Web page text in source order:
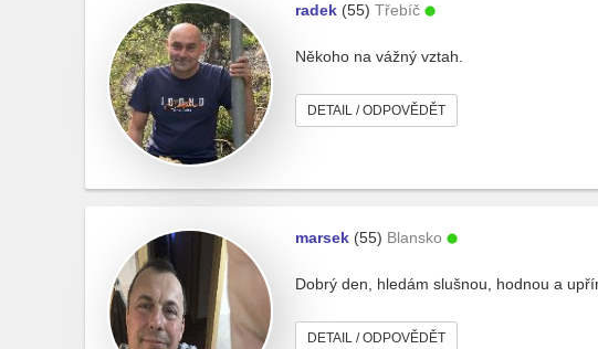
radek (55) Třebíč
Někoho na vážný vztah.
DETAIL / ODPOVĚDĚT
marsek (55) Blansko
Dobrý den, hledám slušnou, hodnou a
DETAIL / ODPOVĚDĚT